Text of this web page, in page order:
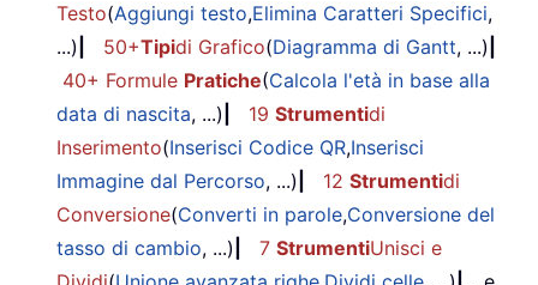
Testo(Aggiungi testo,Elimina Caratteri Specifici,
...)
50+Tipidi Grafico(Diagramma di Gantt, ...)
40+ Formule Pratiche(Calcola l'età in base alla
data di nascita, ...) 19 Strumentidi
Inserimento(Inserisci Codice QR,Inserisci
Immagine dal Percorso, ...) 12 Strumentidi
Conversione(Converti in parole,Conversione del
tasso di cambio, ...) 7 StrumentiUnisci e